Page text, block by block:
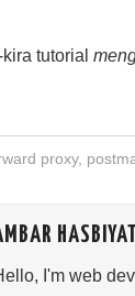
tutorial
proxy,
I'm web